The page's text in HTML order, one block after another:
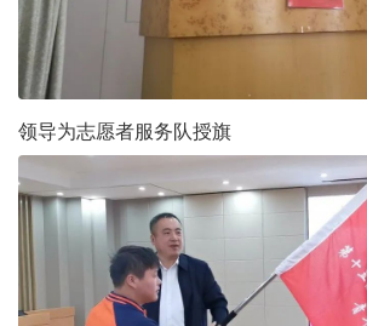
领导为志愿者服务队授旗